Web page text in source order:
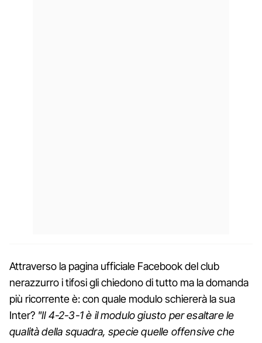
Attraverso la pagina ufficiale Facebook del club
nerazzurro i tifosi gli chiedono di tutto ma la domanda
più ricorrente è: con quale modulo schiererà la sua
Inter? "Il 4-2-3-1 è il modulo giusto per esaltare le
qualità della squadra, specie quelle offensive che